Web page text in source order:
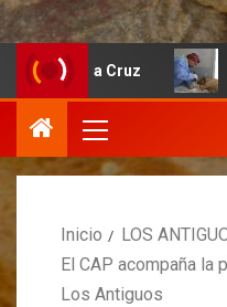
Cruz Quedan
Inicio
LOS
El CAP acompaña la
Los Antiguos